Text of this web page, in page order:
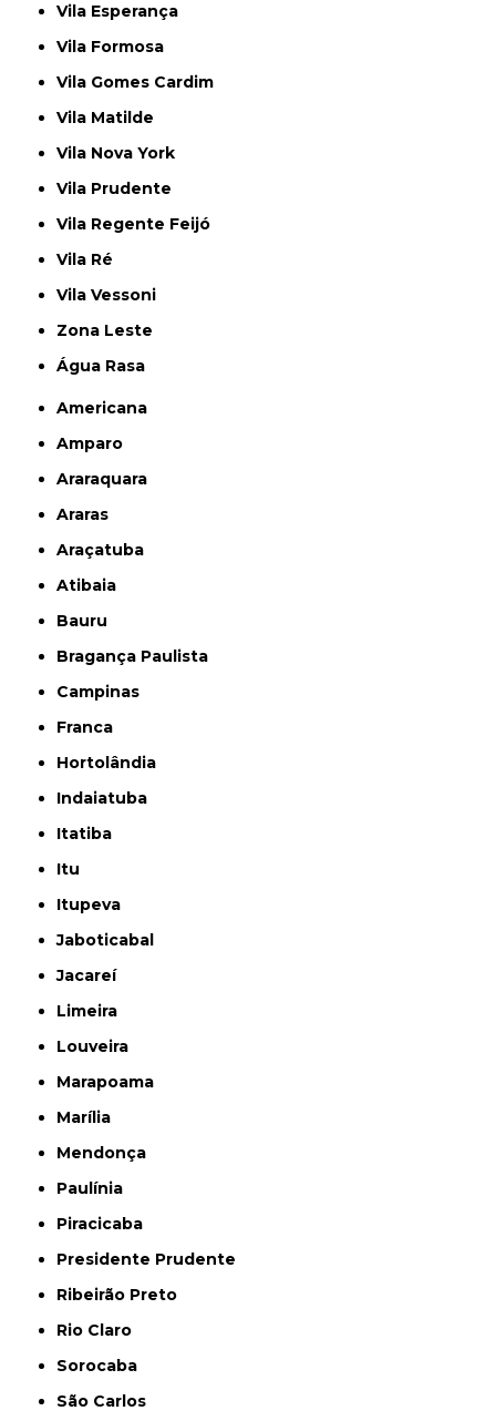
Vila Esperança
Vila Formosa
Vila Gomes Cardim
Vila Matilde
Vila Nova York
Vila Prudente
Vila Regente Feijó
Vila Ré
Vila Vessoni
Zona Leste
Água Rasa
Americana
Amparo
Araraquara
Araras
Araçatuba
Atibaia
Bauru
Bragança Paulista
Campinas
Franca
Hortolândia
Indaiatuba
Itatiba
Itu
Itupeva
Jaboticabal
Jacareí
Limeira
Louveira
Marapoama
Marília
Mendonça
Paulínia
Piracicaba
Presidente Prudente
Ribeirão Preto
Rio Claro
Sorocaba
São Carlos